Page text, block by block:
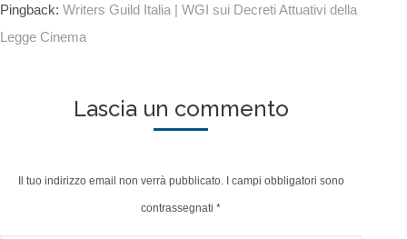
Pingback: Writers Guild Italia | WGI sui Decreti Attuativi della
Legge Cinema
Lascia un commento
Il tuo indirizzo email non verrà pubblicato. I campi obbligatori sono
contrassegnati *